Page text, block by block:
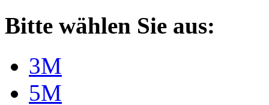
Bitte wählen Sie aus:
3M
5M